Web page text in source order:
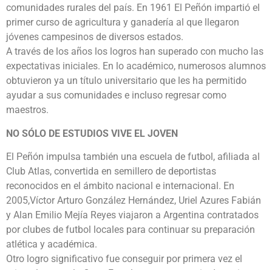
comunidades rurales del país. En 1961 El Peñón impartió el
primer curso de agricultura y ganadería al que llegaron
jóvenes campesinos de diversos estados.
A través de los años los logros han superado con mucho las
expectativas iniciales. En lo académico, numerosos alumnos
obtuvieron ya un título universitario que les ha permitido
ayudar a sus comunidades e incluso regresar como
maestros.
NO SÓLO DE ESTUDIOS VIVE EL JOVEN
El Peñón impulsa también una escuela de futbol, afiliada al
Club Atlas, convertida en semillero de deportistas
reconocidos en el ámbito nacional e internacional. En
2005,Víctor Arturo González Hernández, Uriel Azures Fabián
y Alan Emilio Mejía Reyes viajaron a Argentina contratados
por clubes de futbol locales para continuar su preparación
atlética y académica.
Otro logro significativo fue conseguir por primera vez el